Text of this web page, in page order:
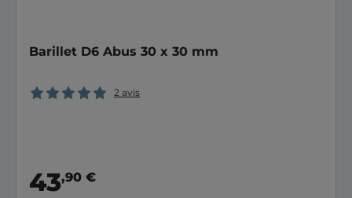
Barillet D6 Abus 30 x 30 mm
2 avis
43,90 €